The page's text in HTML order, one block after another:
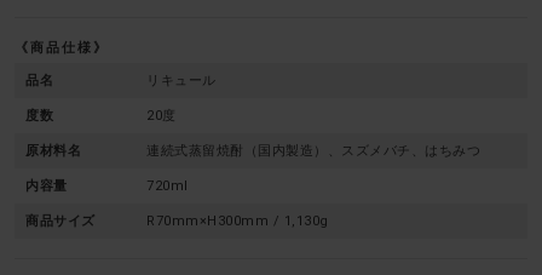
商品仕様
品名 リキュール
度数 20度
原材料名 連続式蒸留焼酎（国内製造）、スズメバチ、はちみつ
内容量 720ml
商品サイズ R70mm×H300mm / 1,130g